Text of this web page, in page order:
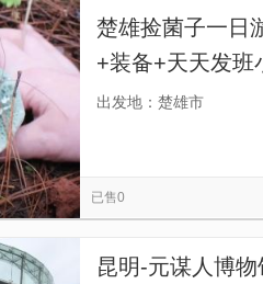
姚安诸葛武侯祠
楚雄紫溪山风景区自驾游房车露营地
楚雄捡菌子一日
+装备+天天发班
小团不挤，楚雄
出发地：楚雄市
已售0
昆明-元谋人博